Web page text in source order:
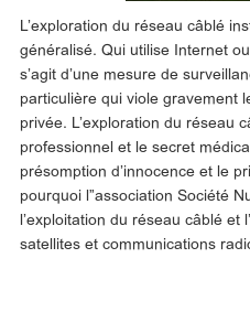
L’exploration du réseau câblé
généralisé. Qui utilise Internet
s’agit d’une mesure de
particulière qui viole gravement
privée. L’exploration du réseau
professionnel et le secret
présomption d’innocence et le
pourquoi l”association Société
l’exploitation du réseau câblé et
satellites et communications